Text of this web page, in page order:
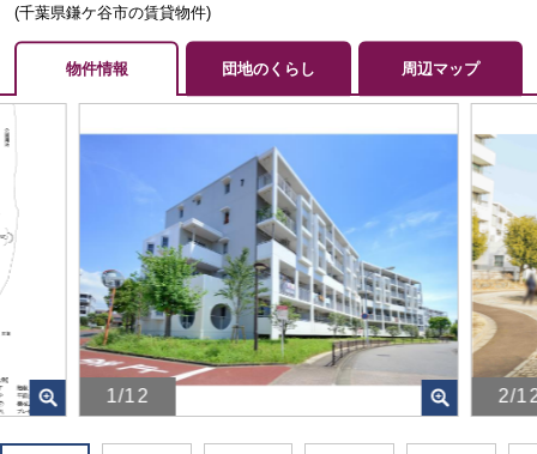
(千葉県鎌ケ谷市の賃貸物件)
物件情報 団地のくらし 周辺マップ
1/12
画
2/
画